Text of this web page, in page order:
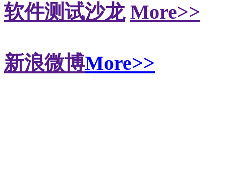
软件测试沙龙 More>>
新浪微博More>>